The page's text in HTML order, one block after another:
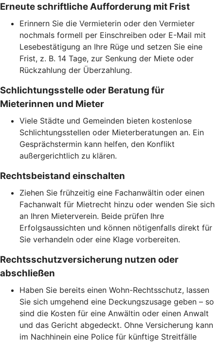
Erneute schriftliche Aufforderung mit Frist
Erinnern Sie die Vermieterin oder den Vermieter
nochmals formell per Einschreiben oder E-Mail mit
Lesebestätigung an Ihre Rüge und setzen Sie eine
Frist, z. B. 14 Tage, zur Senkung der Miete oder
Rückzahlung der Überzahlung.
Schlichtungsstelle oder Beratung für
Mieterinnen und Mieter
Viele Städte und Gemeinden bieten kostenlose
Schlichtungsstellen oder Mieterberatungen an. Ein
Gesprächstermin kann helfen, den Konflikt
außergerichtlich zu klären.
Rechtsbeistand einschalten
Ziehen Sie frühzeitig eine Fachanwältin oder einen
Fachanwalt für Mietrecht hinzu oder wenden Sie sich
an Ihren Mieterverein. Beide prüfen Ihre
Erfolgsaussichten und können nötigenfalls direkt für
Sie verhandeln oder eine Klage vorbereiten.
Rechtsschutzversicherung nutzen oder
abschließen
Haben Sie bereits einen Wohn-Rechtsschutz, lassen
Sie sich umgehend eine Deckungszusage geben – so
sind die Kosten für eine Anwältin oder einen Anwalt
und das Gericht abgedeckt. Ohne Versicherung kann
im Nachhinein eine Police für künftige Streitfälle